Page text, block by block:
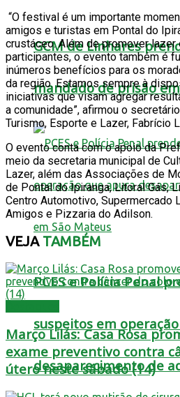
GCM de Linhares
mandado de prisão
PCES e Polícia Penal
suspeitos em
desaparecimento de
“O festival é um importante
amigos e turistas em Pontal do
crustáceo. Além de promover
participantes, o evento também é
inúmeros benefícios para os
da região. Estamos sempre à
iniciativas que visam agregar
a comunidade”, afirmou o
Turismo, Esporte e Lazer, Fabrício
O evento conta com o apoio da
meio da secretaria municipal de
Lazer, além das Associações de
de Pontal do Ipiranga, Litoral Gás,
Centro Automotivo, Supermercado
Amigos e Pizzaria do Adilson.
VEJATAMBÉM
Março Lilás: Casa Rosa
exame preventivo contra
útero neste sábado (14)